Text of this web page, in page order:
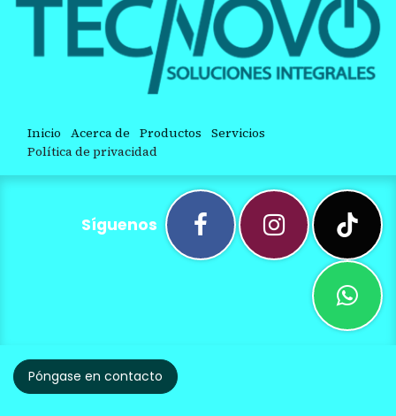
Inicio Acerca de Productos Servicios
Política de privacidad
Síguenos
Póngase en contacto